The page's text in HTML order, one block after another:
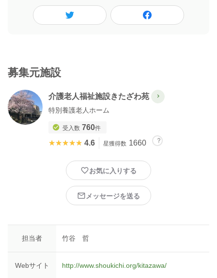
募集元施設
介護老人福祉施設きたざわ苑
特別養護老人ホーム
受入数 760件
★★★★★
★★★★★ 4.6 星獲得数 1660
お気に入りする
メッセージを送る
担当者 竹谷 哲
Webサイト http://www.shoukichi.org/kitazawa/